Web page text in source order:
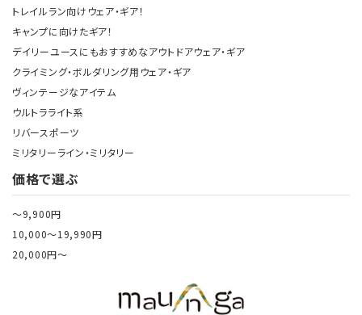
トレイルラン向けウェア・ギア！
キャンプに向けたギア！
デイリーユースにもおすすめなアウトドアウェア・ギア
クライミング・ボルダリング用ウェア・ギア
ヴィンテージなアイテム
ウルトラライト系
リバースポーツ
ミリタリーライン・ミリタリー
価格で選ぶ
～9,900円
10,000～19,990円
20,000円～